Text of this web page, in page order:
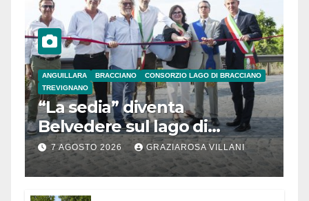
ANGUILLARA BRACCIANO
CONSORZIO LAGO DI BRACCIANO
TREVIGNANO
“La sedia” diventa
Belvedere sul lago di
Bracciano: ieri
l’inaugurazione
7 AGOSTO 2026 GRAZIAROSA VILLANI